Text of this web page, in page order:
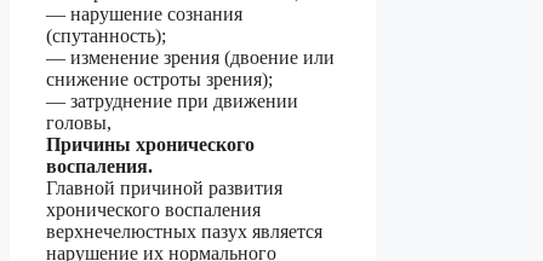
— нарушение сознания
(спутанность);
— изменение зрения (двоение или
снижение остроты зрения);
— затруднение при движении
головы,
Причины хронического
воспаления.
Главной причиной развития
хронического воспаления
верхнечелюстных пазух является
нарушение их нормального